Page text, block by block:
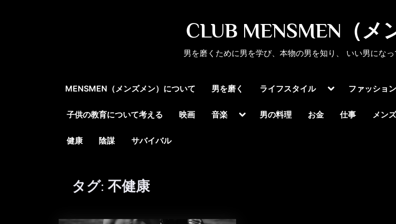
CLUB MENSMEN（メ
男を磨くために男を学び、本物の男を知り、 いい男にな
MENSMEN（メンズメン）について 男を磨く ライフスタイル
Toggleファッション
子供の教育について考える 映画 音楽
Toggle男の料理 お金 仕事 メン
健康 陰謀 サバイバル
タグ: 不健康